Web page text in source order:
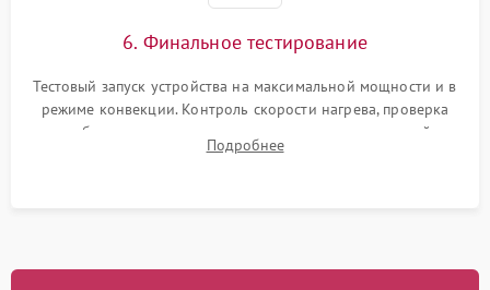
6. Финальное тестирование
Тестовый запуск устройства на максимальной мощности и в
режиме конвекции. Контроль скорости нагрева, проверка
срабатывания термостата при достижении заданной
температуры и тест на отсутствие утечек тока.
Подробнее